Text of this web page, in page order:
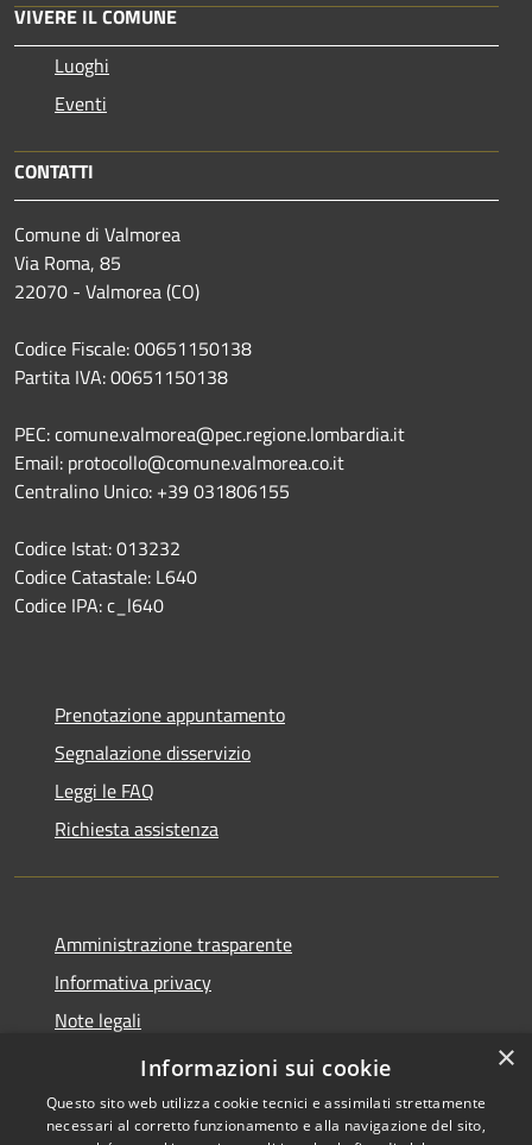
VIVERE IL COMUNE
Luoghi
Eventi
CONTATTI
Comune di Valmorea
Via Roma, 85
22070 - Valmorea (CO)
Codice Fiscale: 00651150138
Partita IVA: 00651150138
PEC: comune.valmorea@pec.regione.lombardia.it
Email: protocollo@comune.valmorea.co.it
Centralino Unico: +39 031806155
Codice Istat: 013232
Codice Catastale: L640
Codice IPA: c_l640
Prenotazione appuntamento
Segnalazione disservizio
Leggi le FAQ
Richiesta assistenza
Amministrazione trasparente
Informativa privacy
Note legali
Dichiarazione di accessibilità
×
Informazioni sui cookie
Questo sito web utilizza cookie tecnici e assimilati strettamente
necessari al corretto funzionamento e alla navigazione del sito,